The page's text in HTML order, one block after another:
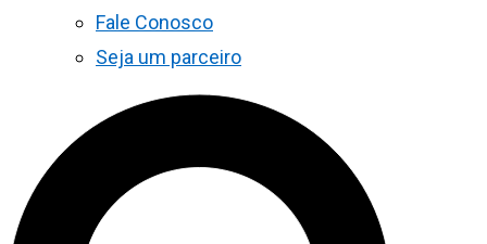
Fale Conosco
Seja um parceiro